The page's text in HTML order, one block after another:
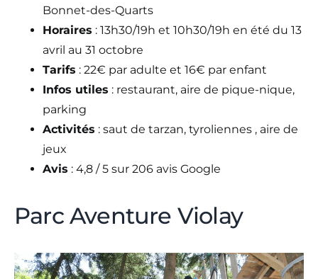
Bonnet-des-Quarts
Horaires : 13h30/19h et 10h30/19h en été du 13
avril au 31 octobre
Tarifs : 22€ par adulte et 16€ par enfant
Infos utiles : restaurant, aire de pique-nique,
parking
Activités : saut de tarzan, tyroliennes , aire de
jeux
Avis : 4,8 / 5 sur 206 avis Google
Parc Aventure Violay